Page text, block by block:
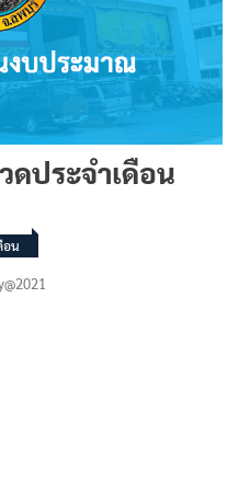
ดประจำเดือน
อน